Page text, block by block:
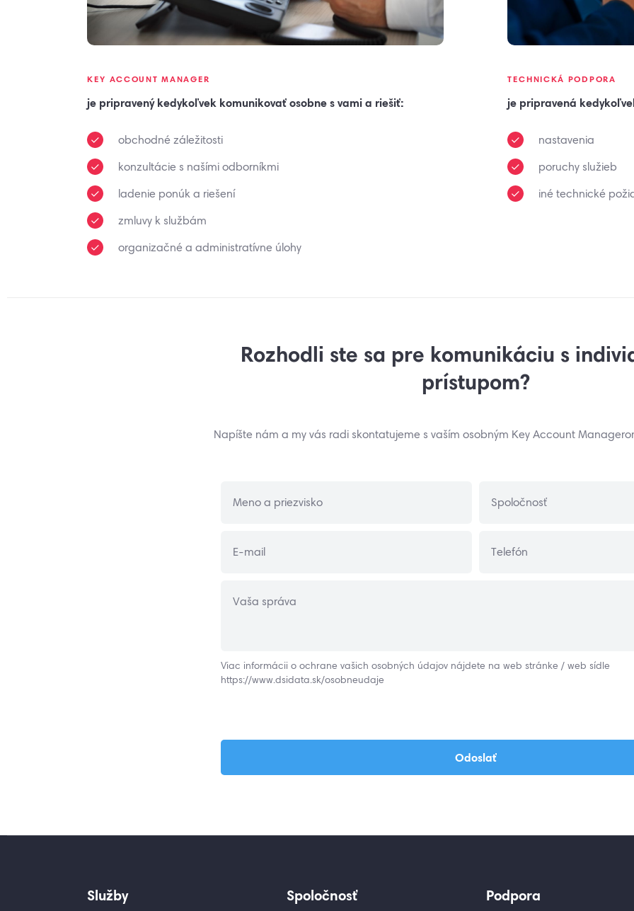
KEY ACCOUNT MANAGER
je pripravený kedykoľvek komunikovať osobne s vami a riešiť:
obchodné záležitosti
konzultácie s našími odborníkmi
ladenie ponúk a riešení
zmluvy k službám
organizačné a administratívne úlohy
TECHNICKÁ PODPORA
je pripravená
nastavenia
poruchy služieb
iné technické
Rozhodli ste sa pre komunikáciu s
prístupom?
Napíšte nám a my vás radi skontatujeme s vaším osobným Key Account
Meno a priezvisko Spoločnosť
E-mail Telefón
Vaša správa
Viac informácii o ochrane vašich osobných údajov nájdete na web stránke / web sídle
https://www.dsidata.sk/osobneudaje
Odoslať
Služby Spoločnosť Podpora